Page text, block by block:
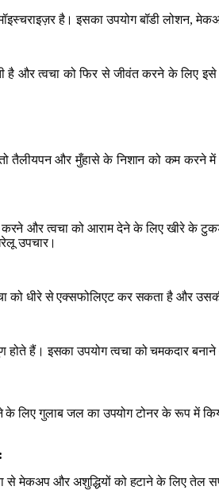
है। इसका उपयोग बॉडी लोशन,
है और त्वचा को फिर से जीवंत करने के लिए
तैलीयपन और मुँहासे के निशान को कम
और त्वचा को आराम देने के लिए खीरे के टुकड़े
उपचार।
को धीरे से एक्सफोलिएट कर सकता है और
होते हैं। इसका उपयोग त्वचा को चमकदार
के लिए गुलाब जल का उपयोग टोनर के रूप में
मेकअप और अशुद्धियों को हटाने के लिए तेल